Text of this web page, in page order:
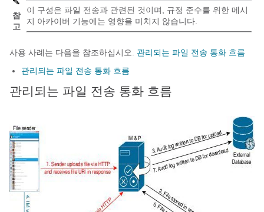
참
고
이 구성은 파일 전송과 관련된 것이며, 규정 준수를 위한 메시
지 아카이버 기능에는 영향을 미치지 않습니다.
사용 사례는 다음을 참조하십시오. 관리되는 파일 전송 통화 흐름
관리되는 파일 전송 통화 흐름
관리되는 파일 전송 통화 흐름